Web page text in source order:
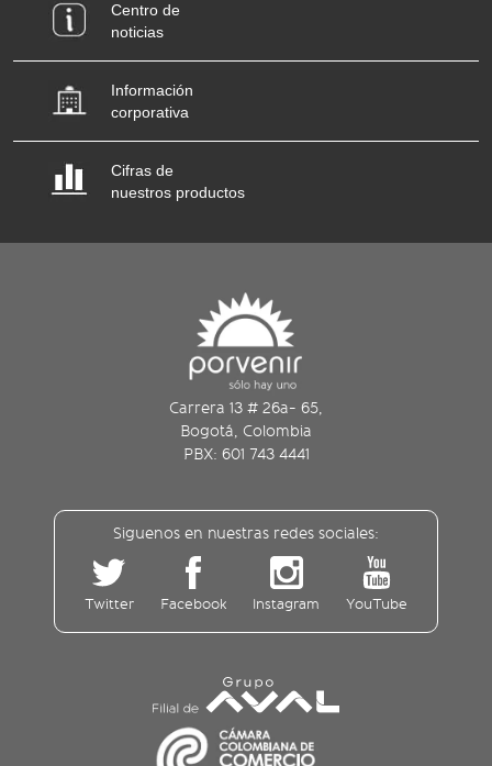
Centro de
noticias
Información
corporativa
Cifras de
nuestros productos
Carrera 13 # 26a- 65,
Bogotá, Colombia
PBX: 601 743 4441
Siguenos en nuestras redes sociales:
Twitter Facebook Instagram YouTube